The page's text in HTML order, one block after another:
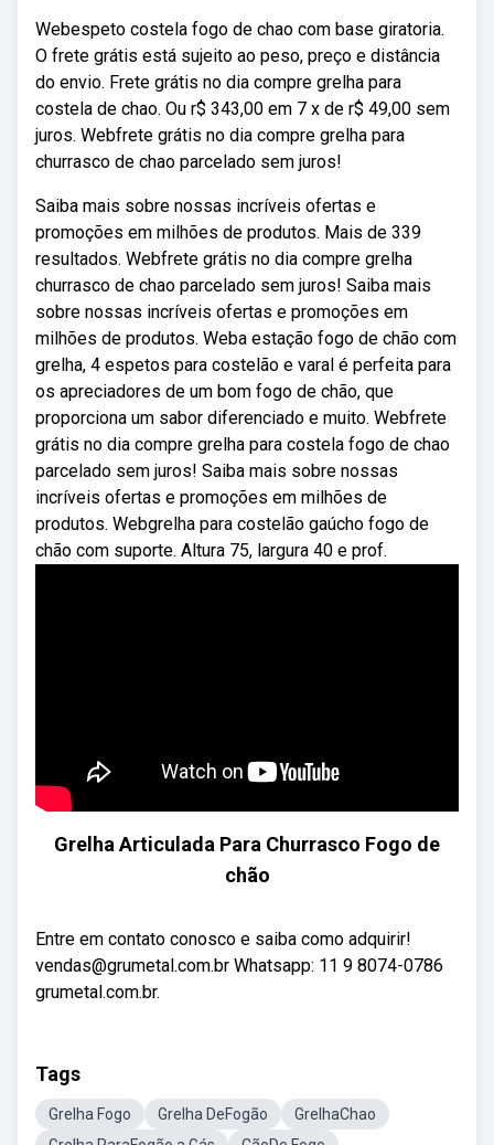
Webespeto costela fogo de chao com base giratoria.
O frete grátis está sujeito ao peso, preço e distância
do envio. Frete grátis no dia compre grelha para
costela de chao. Ou r$ 343,00 em 7 x de r$ 49,00 sem
juros. Webfrete grátis no dia compre grelha para
churrasco de chao parcelado sem juros!
Saiba mais sobre nossas incríveis ofertas e
promoções em milhões de produtos. Mais de 339
resultados. Webfrete grátis no dia compre grelha
churrasco de chao parcelado sem juros! Saiba mais
sobre nossas incríveis ofertas e promoções em
milhões de produtos. Weba estação fogo de chão com
grelha, 4 espetos para costelão e varal é perfeita para
os apreciadores de um bom fogo de chão, que
proporciona um sabor diferenciado e muito. Webfrete
grátis no dia compre grelha para costela fogo de chao
parcelado sem juros! Saiba mais sobre nossas
incríveis ofertas e promoções em milhões de
produtos. Webgrelha para costelão gaúcho fogo de
chão com suporte. Altura 75, largura 40 e prof.
Grelha Articulada Para Churrasco Fogo de
chão
Entre em contato conosco e saiba como adquirir!
vendas@grumetal.com.br Whatsapp: 11 9 8074-0786
grumetal.com.br.
Tags
Grelha Fogo Grelha DeFogão
GrelhaChao